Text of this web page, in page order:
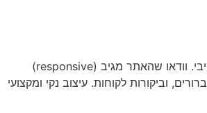
עיצוב האתר שלכם צריך להיות לא רק אסתטי, אלא גם פונקציונלי ונוח לשימוש. התמקדו בניווט פשוט וברור, עם קטגוריות מוצרים מאורגנות היטב וחיפוש אפקטיבי. וודאו שהאתר מגיב (responsive)
וביקורות לקוחות. עיצוב נקי ומקצועי